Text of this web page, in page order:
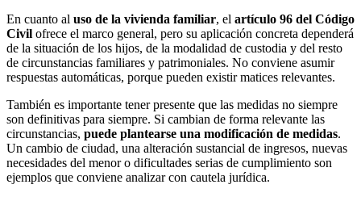
En cuanto al uso de la vivienda familiar, el artículo 96 del Código
Civil ofrece el marco general, pero su aplicación concreta dependerá
de la situación de los hijos, de la modalidad de custodia y del resto
de circunstancias familiares y patrimoniales. No conviene asumir
respuestas automáticas, porque pueden existir matices relevantes.
También es importante tener presente que las medidas no siempre
son definitivas para siempre. Si cambian de forma relevante las
circunstancias, puede plantearse una modificación de medidas.
Un cambio de ciudad, una alteración sustancial de ingresos, nuevas
necesidades del menor o dificultades serias de cumplimiento son
ejemplos que conviene analizar con cautela jurídica.